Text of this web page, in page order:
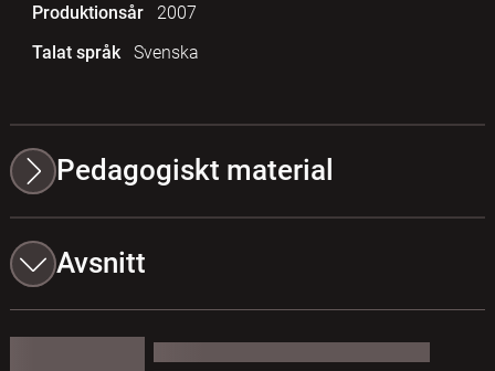
Produktionsår
2007
Talat språk
Svenska
Pedagogiskt material
Avsnitt